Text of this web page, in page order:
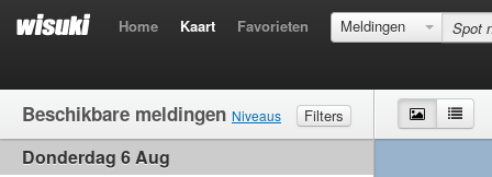
Home Kaart Favorieten Meldingen
Beschikbare meldingen Niveaus
Filters
Wind
Donderdag 6 Aug
Kaart